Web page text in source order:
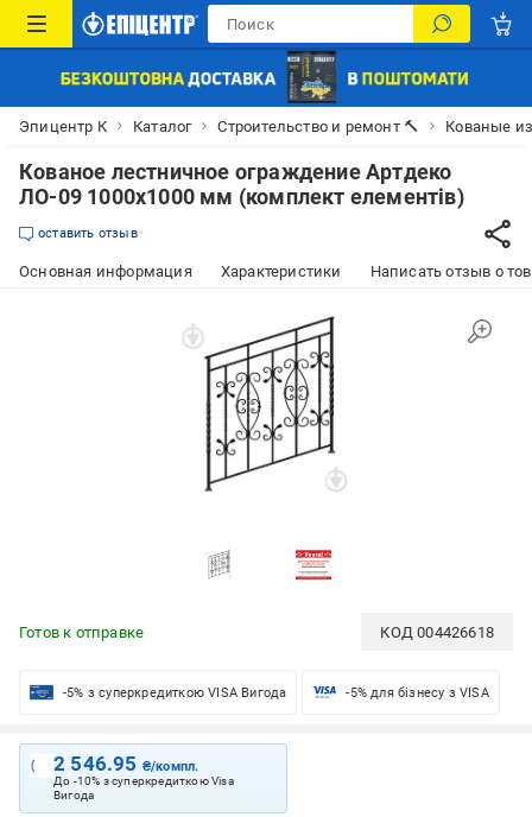
Эпицентр К Каталог Строительство и ремонт 🔨 Кованые
Кованое лестничное ограждение Артдеко
ЛО-09 1000х1000 мм (комплект елементів)
оставить отзыв
Основная информация Характеристики Написать отзыв о
Готов к отправке КОД004426618
-5% з суперкредиткою VISA Вигода -5% для бізнесу з VISA
2 546.95 ₴/компл.
До -10% з суперкредиткою Visa
Вигода